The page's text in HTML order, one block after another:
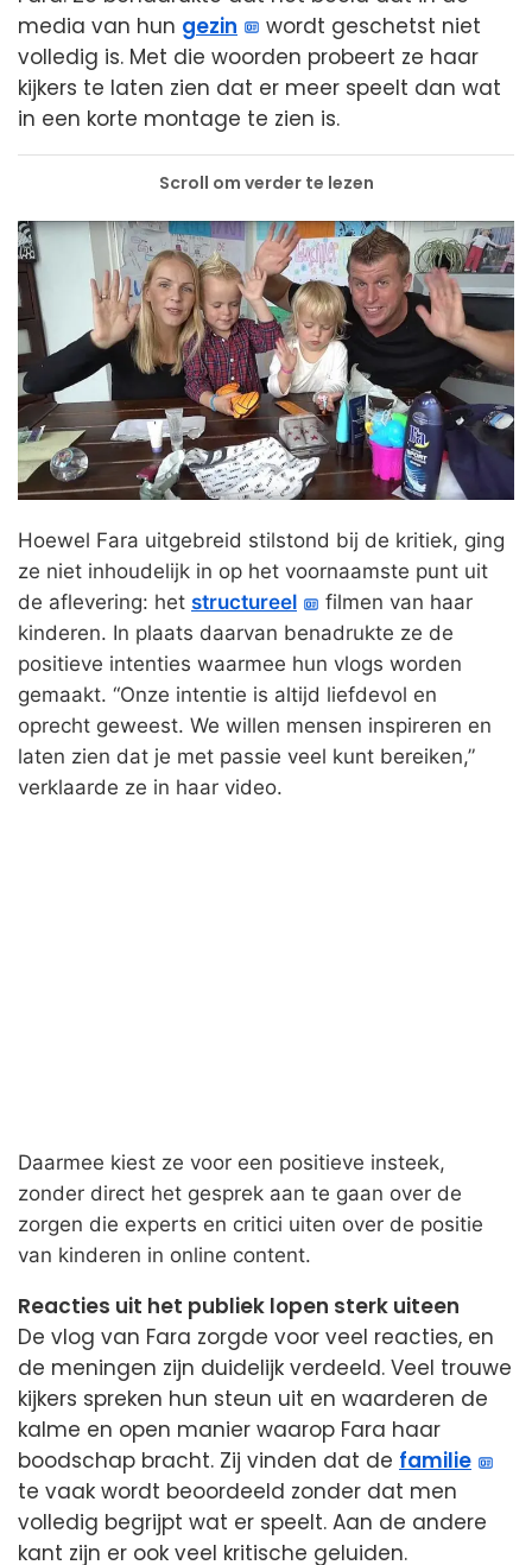
media van hun gezin
wordt geschetst niet
volledig is. Met die woorden probeert ze haar
kijkers te laten zien dat er meer speelt dan wat
in een korte montage te zien is.
Scroll om verder te lezen
Hoewel Fara uitgebreid stilstond bij de kritiek, ging
ze niet inhoudelijk in op het voornaamste punt uit
de aflevering: het structureel
filmen van haar
kinderen. In plaats daarvan benadrukte ze de
positieve intenties waarmee hun vlogs worden
gemaakt. “Onze intentie is altijd liefdevol en
oprecht geweest. We willen mensen inspireren en
laten zien dat je met passie veel kunt bereiken,”
verklaarde ze in haar video.
Daarmee kiest ze voor een positieve insteek,
zonder direct het gesprek aan te gaan over de
zorgen die experts en critici uiten over de positie
van kinderen in online content.
Reacties uit het publiek lopen sterk uiteen
De vlog van Fara zorgde voor veel reacties, en
de meningen zijn duidelijk verdeeld. Veel trouwe
kijkers spreken hun steun uit en waarderen de
kalme en open manier waarop Fara haar
boodschap bracht. Zij vinden dat de familie
te vaak wordt beoordeeld zonder dat men
volledig begrijpt wat er speelt. Aan de andere
kant zijn er ook veel kritische geluiden.